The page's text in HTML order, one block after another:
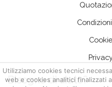
Utilizziamo cookies tecnici
web e cookies analitici finalizzati
Bisogno di aiuto?